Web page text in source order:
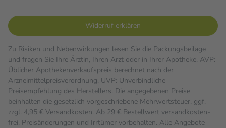
Widerruf erklären
Zu Risiken und Nebenwirkungen lesen Sie die Packungsbeilage
und fragen Sie Ihre Ärztin, Ihren Arzt oder in Ihrer Apotheke. AVP:
Üblicher Apothekenverkaufspreis berechnet nach der
Arzneimittelpreisverordnung. UVP: Unverbindliche
Preisempfehlung des Herstellers. Die angegebenen Preise
beinhalten die gesetzlich vorgeschriebene Mehrwertsteuer, ggf.
zzgl. 4,95 € Versandkosten. Ab 29 € Bestell­wert versand­kosten­
frei. Preisänderungen und Irrtümer vorbehalten. Alle Angebote